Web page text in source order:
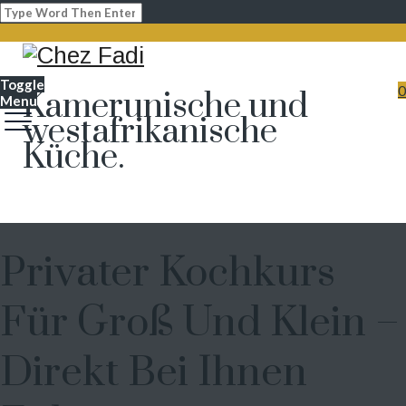
Kamerunische und
westafrikanische
Küche.
0
Toggle
Menu
Privater Kochkurs
Für Groß Und Klein –
Direkt Bei Ihnen